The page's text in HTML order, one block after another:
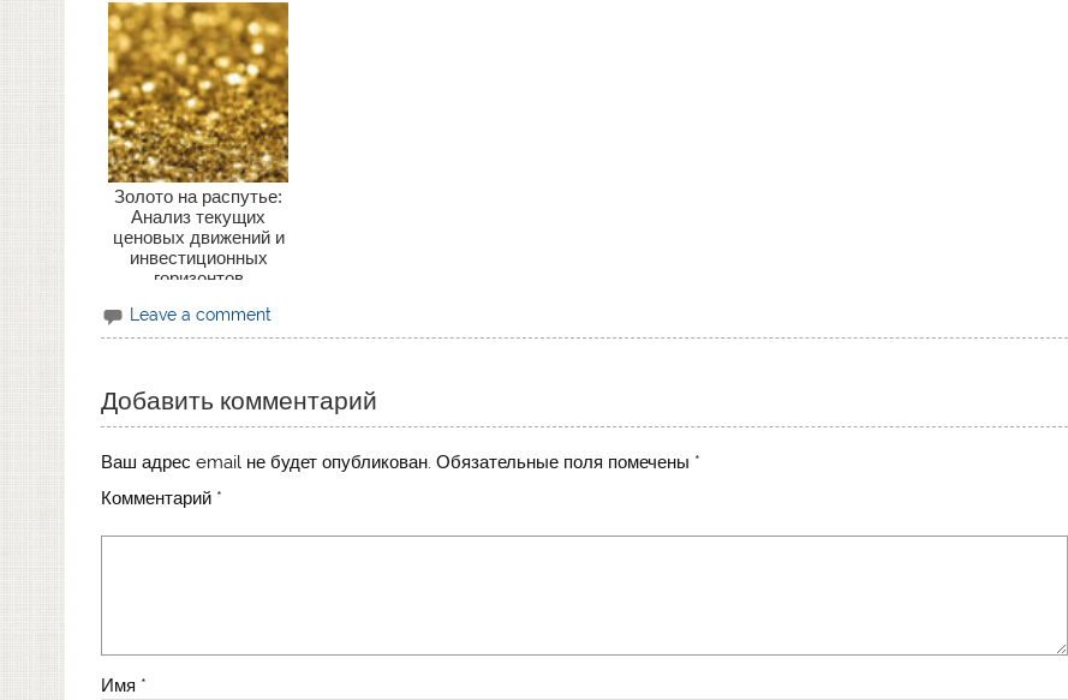
Золото на распутье:
Анализ текущих
ценовых движений и
инвестиционных
горизонтов
Leave a comment
Добавить комментарий
Ваш адрес email не будет опубликован. Обязательные поля помечены *
Комментарий *
Имя *